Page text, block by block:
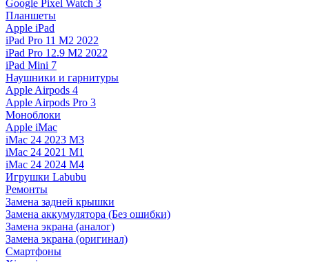
Google Pixel Watch 3
Планшеты
Apple iPad
iPad Pro 11 M2 2022
iPad Pro 12.9 M2 2022
iPad Mini 7
Наушники и гарнитуры
Apple Airpods 4
Apple Airpods Pro 3
Моноблоки
Apple iMac
iMac 24 2023 M3
iMac 24 2021 M1
iMac 24 2024 M4
Игрушки Labubu
Ремонты
Замена задней крышки
Замена аккумулятора (Без ошибки)
Замена экрана (аналог)
Замена экрана (оригинал)
Смартфоны